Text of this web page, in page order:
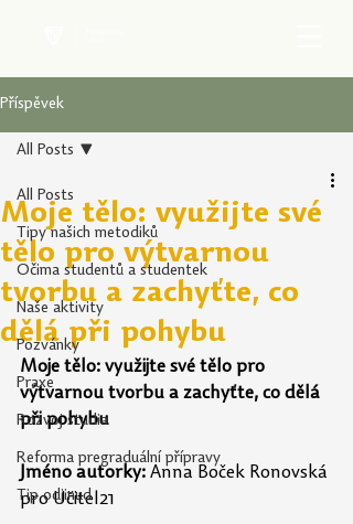
Příspěvek
All Posts
Tipy našich metodiků
Očima studentů a studentek
Naše aktivity
Pozvánky
Praxe
Rozvoj studia
Reforma pregraduální přípravy
Tip odjinud
All Posts
Moje tělo: využijte své
tělo pro výtvarnou
tvorbu a zachyťte, co
dělá při pohybu
Moje tělo: využijte své tělo pro
výtvarnou tvorbu a zachyťte, co dělá
při pohybu
Jméno autorky: Anna Boček Ronovská
pro Učitel21